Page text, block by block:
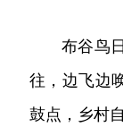
布谷鸟
往，边飞边
鼓点，乡村